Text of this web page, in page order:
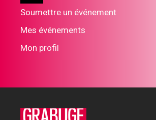
Soumettre un événement
Mes événements
Mon profil